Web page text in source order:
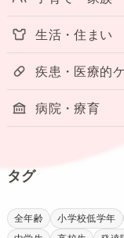
生活・住まい
疾患・医療的
病院・療育
タグ
全年齢 小学校低学年